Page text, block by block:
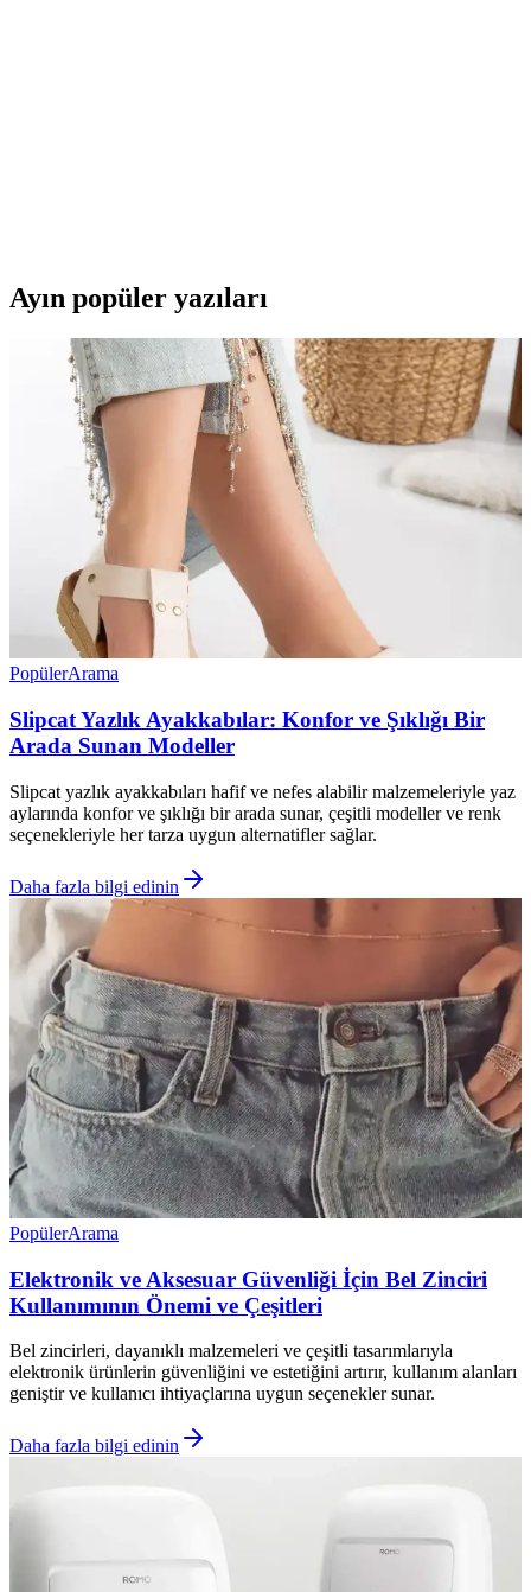
Ayın popüler yazıları
PopülerArama
Slipcat Yazlık Ayakkabılar: Konfor ve Şıklığı Bir
Arada Sunan Modeller
Slipcat yazlık ayakkabıları hafif ve nefes alabilir malzemeleriyle yaz
aylarında konfor ve şıklığı bir arada sunar, çeşitli modeller ve renk
seçenekleriyle her tarza uygun alternatifler sağlar.
Daha fazla bilgi edinin
PopülerArama
Elektronik ve Aksesuar Güvenliği İçin Bel Zinciri
Kullanımının Önemi ve Çeşitleri
Bel zincirleri, dayanıklı malzemeleri ve çeşitli tasarımlarıyla
elektronik ürünlerin güvenliğini ve estetiğini artırır, kullanım alanları
geniştir ve kullanıcı ihtiyaçlarına uygun seçenekler sunar.
Daha fazla bilgi edinin